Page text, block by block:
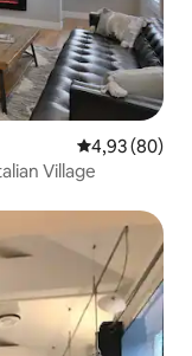
Note
4,93 (80)
Village